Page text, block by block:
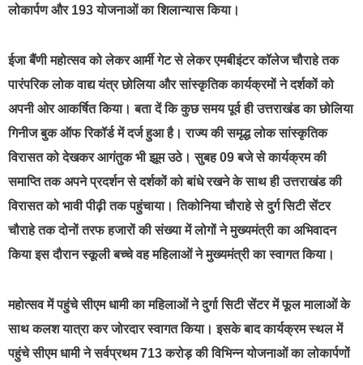
लोकार्पण और 193 योजनाओं का शिलान्यास किया।
ईजा बैंणी महोत्सव को लेकर आर्मी गेट से लेकर एमबीइंटर कॉलेज चौराहे तक
पारंपरिक लोक वाद्य यंत्र छोलिया और सांस्कृतिक कार्यक्रमों ने दर्शकों को
अपनी ओर आकर्षित किया। बता दें कि कुछ समय पूर्व ही उत्तराखंड का छोलिया
गिनीज बुक ऑफ रिकॉर्ड में दर्ज हुआ है। राज्य की समृद्ध लोक सांस्कृतिक
विरासत को देखकर आगंतुक भी झूम उठे। सुबह 09 बजे से कार्यक्रम की
समाप्ति तक अपने प्रदर्शन से दर्शकों को बांधे रखने के साथ ही उत्तराखंड की
विरासत को भावी पीढ़ी तक पहुंचाया। तिकोनिया चौराहे से दुर्ग सिटी सेंटर
चौराहे तक दोनों तरफ हजारों की संख्या में लोगों ने मुख्यमंत्री का अभिवादन
किया इस दौरान स्कूली बच्चे वह महिलाओं ने मुख्यमंत्री का स्वागत किया।
महोत्सव में पहुंचे सीएम धामी का महिलाओं ने दुर्गा सिटी सेंटर में फूल मालाओं के
साथ कलश यात्रा कर जोरदार स्वागत किया। इसके बाद कार्यक्रम स्थल में
पहुंचे सीएम धामी ने सर्वप्रथम 713 करोड़ की विभिन्न योजनाओं का लोकार्पणों